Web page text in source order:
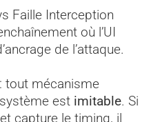
Faille Interception
où l’UI
de l’attaque.
tout mécanisme
est imitable. Si
capture le timing, il